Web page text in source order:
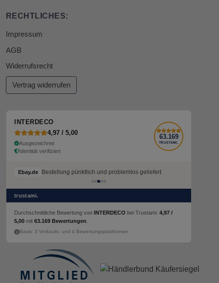
RECHTLICHES:
Impressum
AGB
Widerrufsrecht
Vertrag widerrufen
INTERDECO
4,97 / 5,00
Ausgezeichnet
Identität verifiziert
63.169
TRUSTAMI.
Ebay.de Bestellung pünktlich und problemlos geliefert
trustami.
Durchschnittliche Bewertung von INTERDECO bei Trustami: 4,97 /
5,00 mit 63.169 Bewertungen
Basis: 3 Verkaufs- und 4 Bewertungsplattformen